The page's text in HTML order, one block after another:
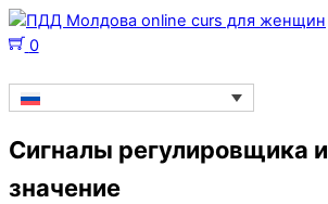
0
Сигналы регулировщика
значение